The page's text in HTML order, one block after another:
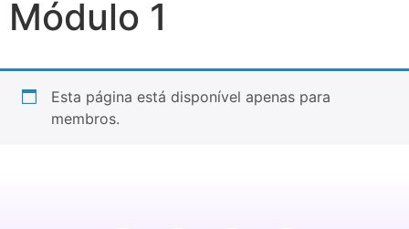
Módulo 1
Esta página está disponível apenas para
membros.